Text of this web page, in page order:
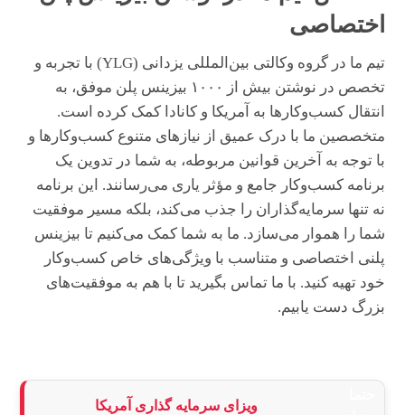
اختصاصی
تیم ما در گروه وکالتی بین‌المللی یزدانی (YLG) با تجربه و
تخصص در نوشتن بیش از ۱۰۰۰ بیزینس پلن موفق، به
انتقال کسب‌وکارها به آمریکا و کانادا کمک کرده است.
متخصصین ما با درک عمیق از نیازهای متنوع کسب‌وکارها و
با توجه به آخرین قوانین مربوطه، به شما در تدوین یک
برنامه کسب‌وکار جامع و مؤثر یاری می‌رسانند. این برنامه
نه تنها سرمایه‌گذاران را جذب می‌کند، بلکه مسیر موفقیت
شما را هموار می‌سازد. ما به شما کمک می‌کنیم تا بیزینس
پلنی اختصاصی و متناسب با ویژگی‌های خاص کسب‌وکار
خود تهیه کنید. با ما تماس بگیرید تا با هم به موفقیت‌های
بزرگ دست یابیم.
ویزای سرمایه گذاری آمریکا